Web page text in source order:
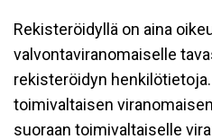
Rekisteröidyllä on aina
valvontaviranomaiselle
rekisteröidyn
toimivaltaisen
suoraan toimivaltaiselle